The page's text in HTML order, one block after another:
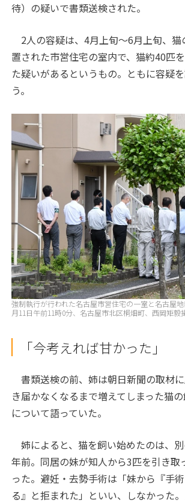
待）の疑いで書類送検された。
2人の容疑は、4月上旬～6月上旬、猫
置された市営住宅の室内で、猫約40匹
た疑いがあるというもの。ともに容疑
う。
強制執行が行われた名古屋市営住宅の一室と名古屋
月11日午前11時0分、名古屋市北区桐畑町、西岡矩毅
「今考えれば甘かった」
書類送検の前、姉は朝日新聞の取材
き届かなくなるまで増えてしまった猫
について語っていた。
姉によると、猫を飼い始めたのは、
年前。同居の妹が知人から3匹を引き取
った。避妊・去勢手術は「妹から『手
る』と拒まれた」といい、しなかった